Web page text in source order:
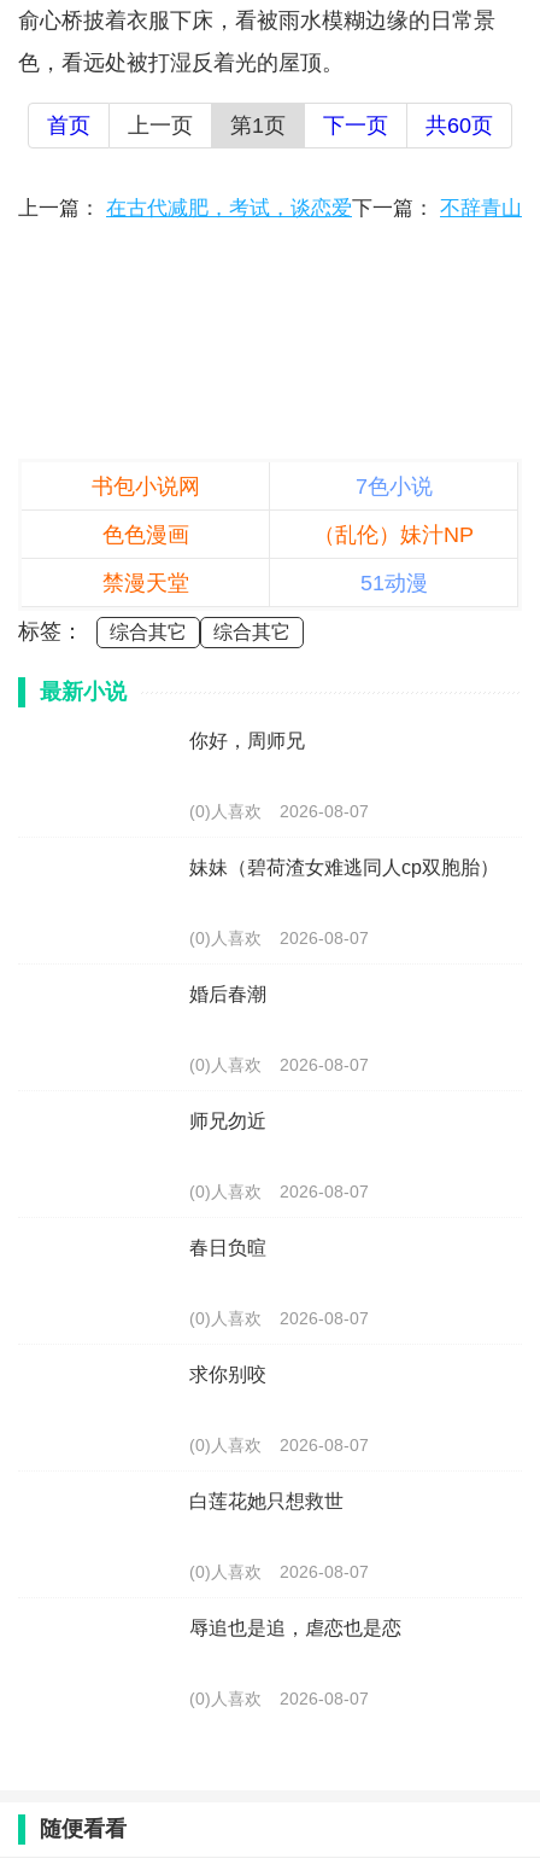
俞心桥披着衣服下床，看被雨水模糊边缘的日常景
色，看远处被打湿反着光的屋顶。
首页 上一页 第1页 下一页 共60页
上一篇： 在古代减肥，考试，谈恋爱下一篇： 不辞青山
书包小说网
7色小说
色色漫画
（乱伦）妹汁NP
禁漫天堂
51动漫
标签：
综合其它 综合其它
最新小说
你好，周师兄
(0)人喜欢 2026-08-07
妹妹（碧荷渣女难逃同人cp双胞胎）
(0)人喜欢 2026-08-07
婚后春潮
(0)人喜欢 2026-08-07
师兄勿近
(0)人喜欢 2026-08-07
春日负暄
(0)人喜欢 2026-08-07
求你别咬
(0)人喜欢 2026-08-07
白莲花她只想救世
(0)人喜欢 2026-08-07
辱追也是追，虐恋也是恋
(0)人喜欢 2026-08-07
随便看看